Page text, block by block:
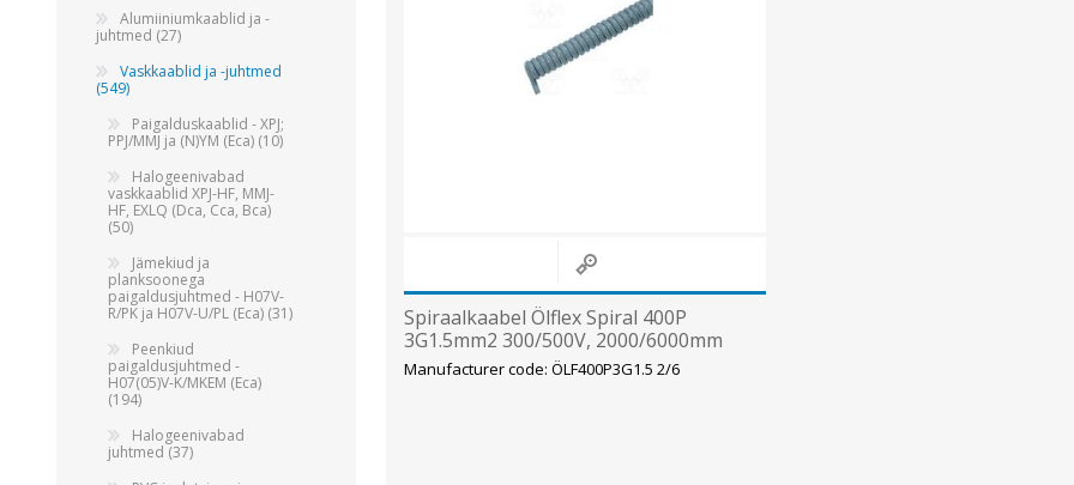
Elektromehaaniline relee
Pooljuhtreleed
Toiteplokid AC/DC, DC/DC
View All
Elektriautode laadijad ja komponendid
Kontrollerid
KAABLID
Spiraalkaabel Ölflex Spiral 400P
3G1.5mm2 300/500V, 2000/6000mm
Manufacturer code: ÖLF400P3G1.5 2/6
Alumiiniumkaablid ja -
juhtmed (27)
Vaskkaablid ja -juhtmed
(549)
Paigalduskaablid - XPJ;
PPJ/MMJ ja (N)YM (Eca) (10)
Halogeenivabad
vaskkaablid XPJ-HF, MMJ-
HF, EXLQ (Dca, Cca, Bca)
(50)
Jämekiud ja
planksoonega
paigaldusjuhtmed - H07V-
R/PK ja H07V-U/PL (Eca) (31)
Peenkiud
paigaldusjuhtmed -
H07(05)V-K/MKEM (Eca)
(194)
Halogeenivabad
juhtmed (37)